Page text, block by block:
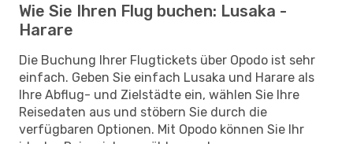
Wie Sie Ihren Flug buchen: Lusaka -
Harare
Die Buchung Ihrer Flugtickets über Opodo ist sehr
einfach. Geben Sie einfach Lusaka und Harare als
Ihre Abflug- und Zielstädte ein, wählen Sie Ihre
Reisedaten aus und stöbern Sie durch die
verfügbaren Optionen. Mit Opodo können Sie Ihr